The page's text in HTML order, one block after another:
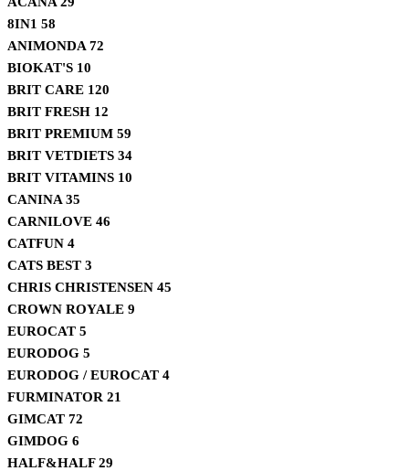
8IN1 58
ANIMONDA 72
BIOKAT'S 10
BRIT CARE 120
BRIT FRESH 12
BRIT PREMIUM 59
BRIT VETDIETS 34
BRIT VITAMINS 10
CANINA 35
CARNILOVE 46
CATFUN 4
CATS BEST 3
CHRIS CHRISTENSEN 45
CROWN ROYALE 9
EUROCAT 5
EURODOG 5
EURODOG / EUROCAT 4
FURMINATOR 21
GIMCAT 72
GIMDOG 6
HALF&HALF29